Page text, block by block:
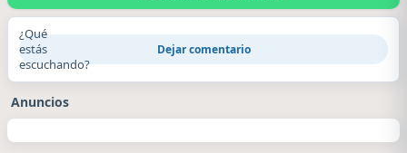
¿Qué
estás
escuchando?
Dejar comentario
Anuncios